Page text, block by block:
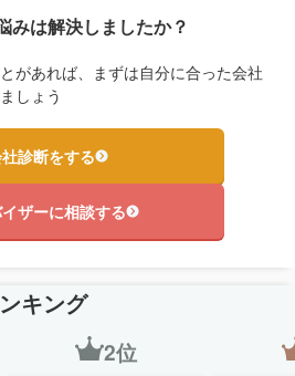
みは解決しましたか？
があれば、まずは自分に合った会社
しょう
診断をする
ザーに相談する
キング
2位